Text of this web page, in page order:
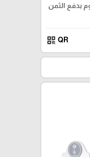
بدفع الثمن
QR
qr_code